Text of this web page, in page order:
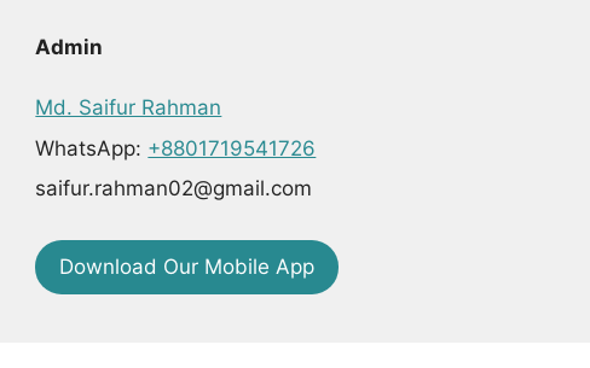
Admin
Md. Saifur Rahman
WhatsApp: +8801719541726
saifur.rahman02@gmail.com
Download Our Mobile App